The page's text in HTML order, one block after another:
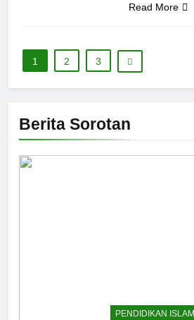
Berita Sorotan
PENDIDIKAN ISLAM
Read More
1 2 3